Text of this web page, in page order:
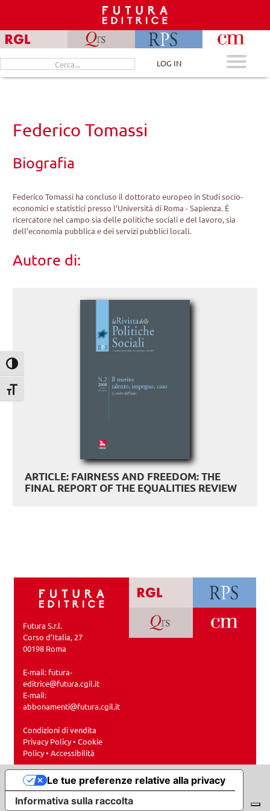
Attiva/disattiva alto contrasto
Attiva/disattiva dimensione testo
content
Cerca
per:
LOG IN
Federico Tomassi
Biografia
Federico Tomassi ha concluso il dottorato europeo in Studi socio-
economici e statistici presso l’Università di Roma - Sapienza. È
ricercatore nel campo sia delle politiche sociali e del lavoro, sia
dell’economia pubblica e dei servizi pubblici locali.
Autore di:
ARTICLE: FAIRNESS AND FREEDOM: THE
FINAL REPORT OF THE EQUALITIES REVIEW
Futura S.r.l.
Corso d’Italia, 27
00198 Roma
E-mail: futura-
editrice@futura.cgil.it
E-mail:
abbonamenti@futura.cgil.it
Condizioni di vendita
Privacy Policy•Cookie
Policy•Accessibilità
Informativa sulla raccolta
Le tue preferenze relative alla privacy